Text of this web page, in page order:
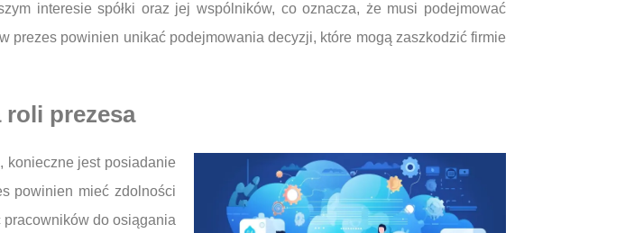
interesie spółki oraz jej wspólników, co oznacza, że musi podejmować
powinien unikać podejmowania decyzji, które mogą zaszkodzić firmie
roli prezesa
konieczne jest posiadanie
powinien mieć zdolności
pracowników do osiągania